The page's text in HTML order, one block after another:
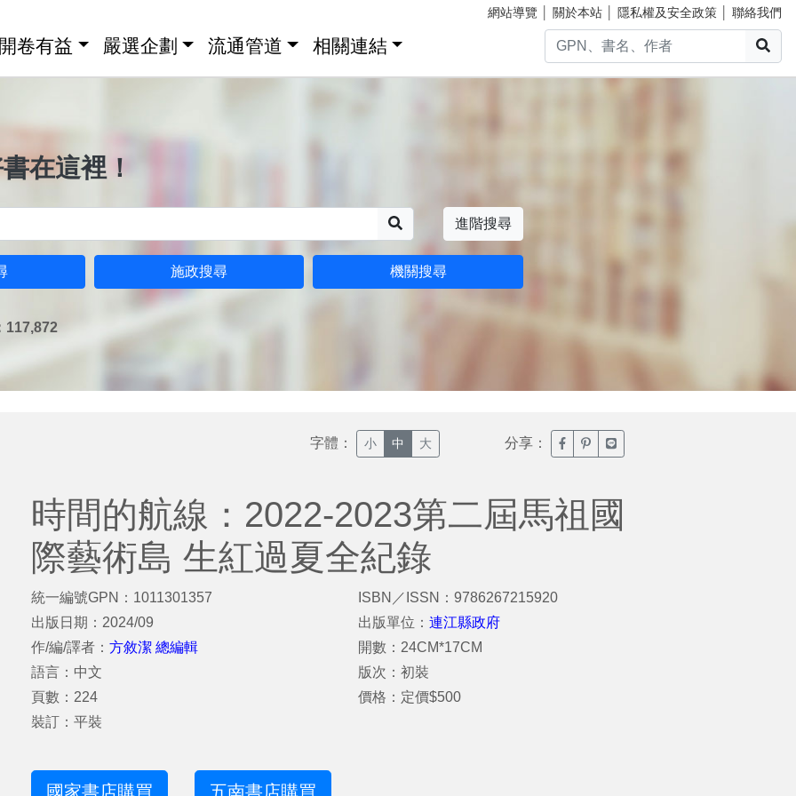
網站導覽 關於本站 隱私權及安全政策 聯絡我們
卷有益 嚴選企劃 流通管道 相關連結
在這裡！
進階搜尋
施政搜尋 機關搜尋
117,872
字體： 小 中 大 分享： 臉書分享(另開新視窗)
噗浪分享(另開新視窗)
Line分享(另開新視窗)
時間的航線：2022-2023第二屆馬祖國
際藝術島 生紅過夏全紀錄
統一編號GPN：1011301357
出版日期：2024/09
作/編/譯者： 方敘潔 總編輯
語言：中文
頁數：224
裝訂：平裝
ISBN／ISSN：9786267215920
出版單位：連江縣政府
開數：24CM*17CM
版次：初裝
價格：定價$500
國家書店購買 五南書店購買